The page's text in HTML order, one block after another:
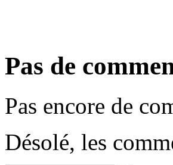
Pas de
Pas encore de
Désolé, les